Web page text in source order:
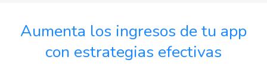
Aumenta los ingresos de tu app
con estrategias efectivas